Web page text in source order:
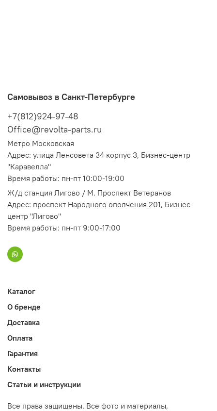
Самовывоз в Санкт-Петербурге
+7(812)924-97-48
Office@revolta-parts.ru
Метро Московская
Адрес: улица Ленсовета 34 корпус 3, Бизнес-центр
"Каравелла"
Время работы: пн-пт 10:00-19:00
Ж/д станция Лигово / М. Проспект Ветеранов
Адрес: проспект Народного ополчения 201, Бизнес-
центр "Лигово"
Время работы: пн-пт 9:00-17:00
Каталог
О бренде
Доставка
Оплата
Гарантия
Контакты
Статьи и инструкции
Все права защищены. Все фото и материалы,